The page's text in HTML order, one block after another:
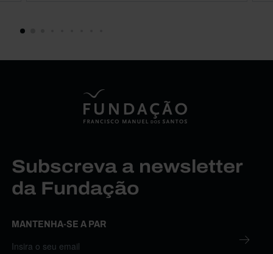
Subscreva a newsletter
da Fundação
MANTENHA-SE A PAR